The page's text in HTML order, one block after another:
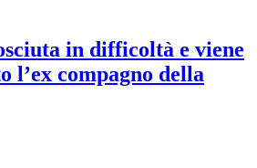
in difficoltà e viene
l’ex compagno della